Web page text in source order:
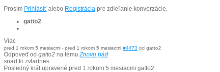
Prosím Prihlásiť alebo Registrácia pre zdieľanie konverzácie.
gatto2
Viac
pred 1 rokom 5 mesiacmi - pred 1 rokom 5 mesiacmi #4473 od gatto2
Odpoveď od gatto2 na témuZnovu pád
snad to zvladnes
Posledný krát upravené:pred 1 rokom 5 mesiacmi gatto2